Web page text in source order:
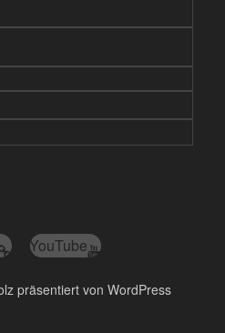
YouTube
präsentiert von WordPress